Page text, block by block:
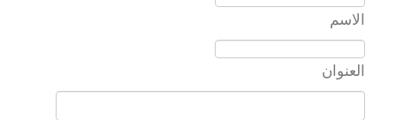
الاسم
العنوان